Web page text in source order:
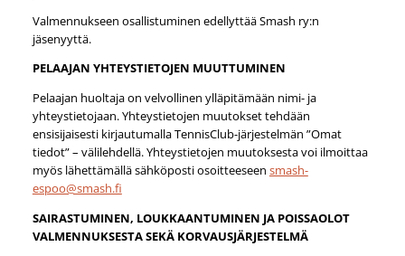
Valmennukseen osallistuminen edellyttää Smash ry:n
jäsenyyttä.
PELAAJAN YHTEYSTIETOJEN MUUTTUMINEN
Pelaajan huoltaja on velvollinen ylläpitämään nimi- ja
yhteystietojaan. Yhteystietojen muutokset tehdään
ensisijaisesti kirjautumalla TennisClub-järjestelmän ”Omat
tiedot” – välilehdellä. Yhteystietojen muutoksesta voi ilmoittaa
myös lähettämällä sähköposti osoitteeseen smash-
espoo@smash.fi
SAIRASTUMINEN, LOUKKAANTUMINEN JA POISSAOLOT
VALMENNUKSESTA SEKÄ KORVAUSJÄRJESTELMÄ